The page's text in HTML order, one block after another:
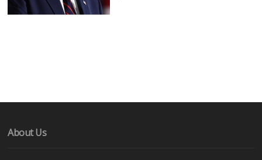
About Us